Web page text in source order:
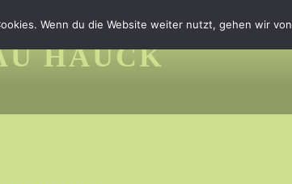
HAUCK
Wenn du die Website weiter nutzt, gehen wir